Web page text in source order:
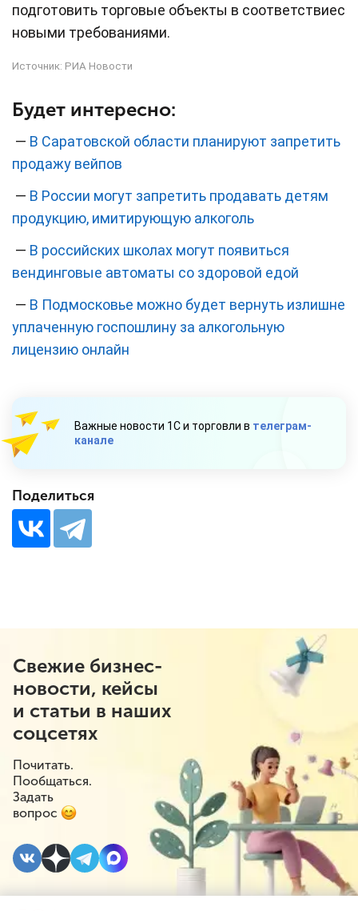
подготовить торговые объекты в соответствиес
новыми требованиями.
Источник: РИА Новости
Будет интересно:
— В Саратовской области планируют запретить
продажу вейпов
— В России могут запретить продавать детям
продукцию, имитирующую алкоголь
— В российских школах могут появиться
вендинговые автоматы со здоровой едой
— В Подмосковье можно будет вернуть излишне
уплаченную госпошлину за алкогольную
лицензию онлайн
Важные новости 1С и торговли в телеграм-
канале
Поделиться
Свежие бизнес-
новости, кейсы
и статьи в наших
соцсетях
Почитать.
Пообщаться.
Задать
вопрос